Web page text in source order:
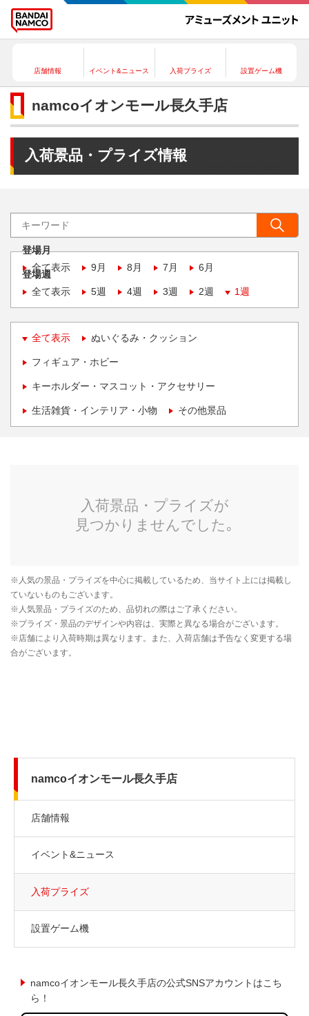
店舗情報 イベント&ニュース 入荷プライズ 設置ゲーム機
namcoイオンモール長久手店
入荷景品・プライズ情報
登場月
全て表示
9月 8月 7月 6月
登場週
全て表示
5週 4週 3週 2週 1週
全て表示 ぬいぐるみ・クッション
フィギュア・ホビー
キーホルダー・マスコット・アクセサリー
生活雑貨・インテリア・小物 その他景品
namcoイオンモール長久手店
店舗情報
イベント&ニュース
入荷プライズ
設置ゲーム機
namcoイオンモール長久手店の公式SNSアカウントはこち
ら！